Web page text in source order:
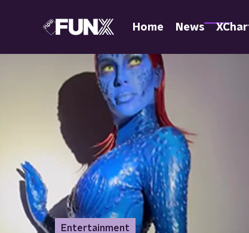
Home News
Entertainment